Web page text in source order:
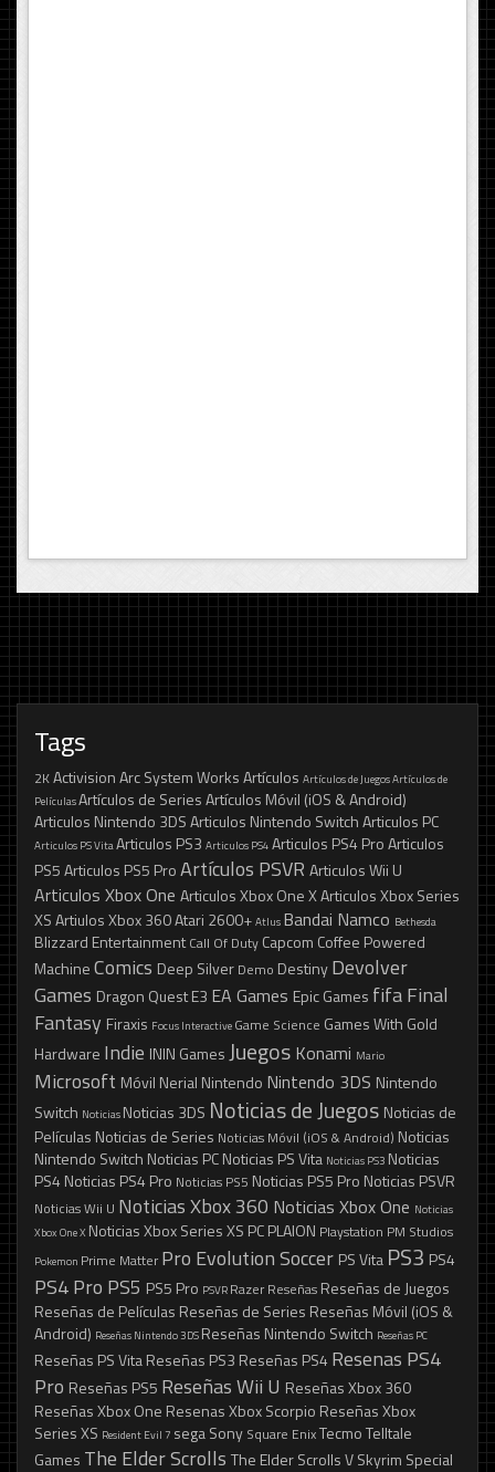
Tags
2KActivisionArc System WorksArtículos Artículos de JuegosArtículos de
PelículasArtículos de SeriesArtículos Móvil (iOS & Android)
Articulos Nintendo 3DSArticulos Nintendo SwitchArticulos PC
Articulos PS VitaArticulos PS3 Articulos PS4 Articulos PS4 ProArticulos
PS5Articulos PS5 ProArtículos PSVR Articulos Wii U
Articulos Xbox One Articulos Xbox One XArticulos Xbox Series
XSArtiulos Xbox 360Atari 2600+ Atlus Bandai Namco Bethesda
Blizzard EntertainmentCall Of Duty Capcom Coffee Powered
MachineComics Deep Silver Demo DestinyDevolver
Games Dragon QuestE3 EA Games Epic Games fifaFinal
Fantasy Firaxis Focus Interactive Game Science Games With Gold
Hardware Indie ININ GamesJuegos Konami Mario
Microsoft Móvil Nerial Nintendo Nintendo 3DS Nintendo
Switch Noticias Noticias 3DS Noticias de Juegos Noticias de
Películas Noticias de Series Noticias Móvil (iOS & Android) Noticias
Nintendo Switch Noticias PCNoticias PS Vita Noticias PS3 Noticias
PS4 Noticias PS4 Pro Noticias PS5 Noticias PS5 Pro Noticias PSVR
Noticias Wii U Noticias Xbox 360 Noticias Xbox One Noticias
Xbox One X Noticias Xbox Series XS PCPLAION Playstation PM Studios
Pokemon Prime Matter Pro Evolution Soccer PS Vita PS3 PS4
PS4 Pro PS5 PS5 Pro PSVR Razer Reseñas Reseñas de Juegos
Reseñas de Películas Reseñas de Series Reseñas Móvil (iOS &
Android) Reseñas Nintendo 3DS Reseñas Nintendo Switch Reseñas PC
Reseñas PS VitaReseñas PS3 Reseñas PS4 Resenas PS4
Pro Reseñas PS5 Reseñas Wii U Reseñas Xbox 360
Reseñas Xbox One Resenas Xbox Scorpio Reseñas Xbox
Series XS Resident Evil 7 segaSony Square EnixTecmoTelltale
Games The Elder Scrolls The Elder Scrolls V Skyrim Special